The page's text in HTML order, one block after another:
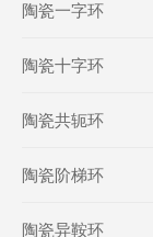
陶瓷一字环
陶瓷十字环
陶瓷共轭环
陶瓷阶梯环
陶瓷异鞍环